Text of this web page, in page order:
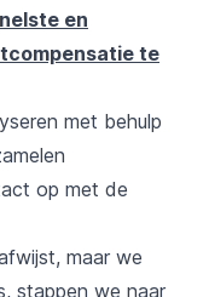
en
te
met behulp
op met de
maar we
stappen we naar